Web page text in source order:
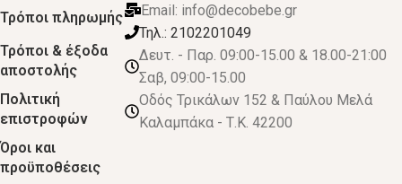
Τρόποι πληρωμής
Τρόποι & έξοδα
αποστολής
Πολιτική
επιστροφών
Όροι και
προϋποθέσεις
Email: info@decobebe.gr
Τηλ.: 2102201049
Δευτ. - Παρ. 09:00-15.00 & 18.00-21:00
Σαβ, 09:00-15.00
Οδός Τρικάλων 152 & Παύλου Μελά
Καλαμπάκα - Τ.Κ. 42200